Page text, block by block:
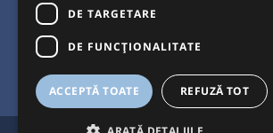
Acceptăm plăți cu
DE TARGETARE
DE FUNCŢIONALITATE
ACCEPTĂ TOATE REFUZĂ TOT